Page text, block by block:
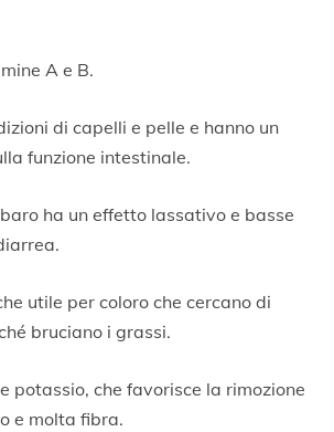
A e B.
di capelli e pelle e hanno un
funzione intestinale.
ha un effetto lassativo e basse
utile per coloro che cercano di
bruciano i grassi.
potassio, che favorisce la rimozione
e molta fibra.